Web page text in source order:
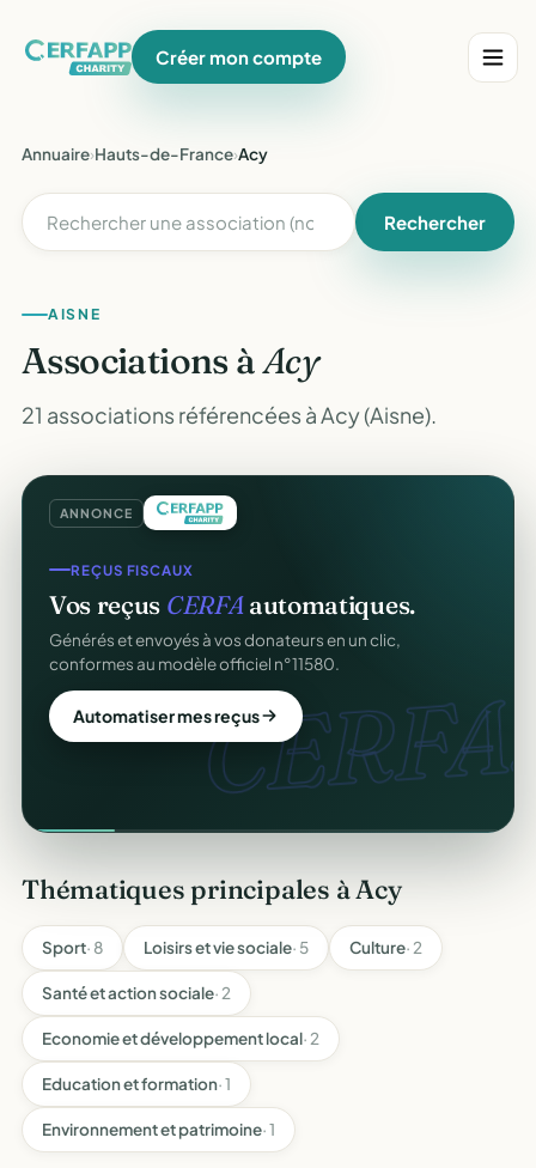
Créer mon compte
Annuaire›Hauts-de-France›Acy
Rechercher
AISNE
Associations àAcy
21 associations référencées à Acy (Aisne).
ANNONCE
CERFA.
REÇUS FISCAUX
Vos reçus CERFAautomatiques.
Générés et envoyés à vos donateurs en un clic,
conformes au modèle officiel n°11580.
Automatiser mes reçus
Thématiques principales à Acy
Sport· 8 Loisirs et vie sociale· 5 Culture· 2
Santé et action sociale· 2
Economie et développement local· 2
Education et formation· 1
Environnement et patrimoine· 1